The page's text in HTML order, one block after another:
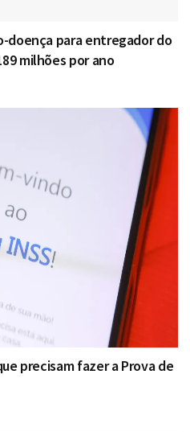
doença para entregador do
milhões por ano
precisam fazer a Prova de